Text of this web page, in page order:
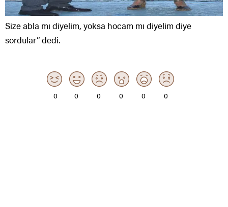
Size abla mı diyelim, yoksa hocam mı diyelim diye
sordular” dedi.
0 0 0 0 0 0